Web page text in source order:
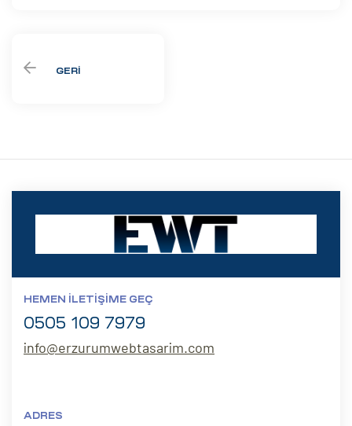
GERI
HEMEN İLETIŞIME GEÇ
0505 109 7979
info@erzurumwebtasarim.com
ADRES